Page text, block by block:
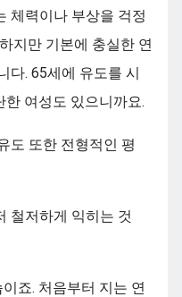
체력이나 부상을 걱정
지만 기본에 충실한 연
다. 65세에 유도를 시
여성도 있으니까요.
도 또한 전형적인 평
철저하게 익히는 것
죠. 처음부터 지는 연